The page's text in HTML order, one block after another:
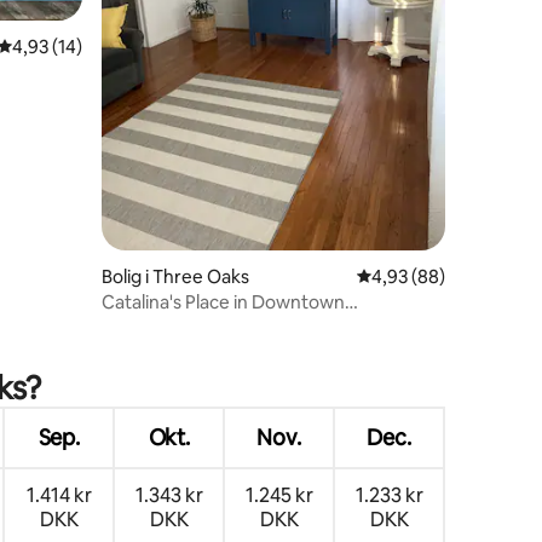
ud af 5 i gennemsnitlig bedømmelse, 14 omtaler
4,93 (14)
Bolig i Three Oaks 4,93 ud af 5 i
4,93 (88)
Catalina's Place in Downtown
Sep. Okt. Nov. Dec.
1.414 kr
DKK
1.343 kr
DKK
1.245 kr
DKK
1.233 kr
DKK